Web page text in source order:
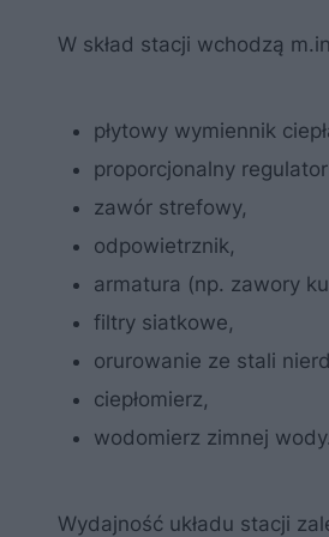
W skład stacji wchodzą
płytowy wymiennik
proporcjonalny
zawór strefowy,
odpowietrznik,
armatura (np. zawory
filtry siatkowe,
orurowanie ze stali
ciepłomierz,
wodomierz zimnej wody.
Wydajność układu stacji